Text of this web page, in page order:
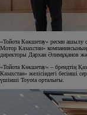
«Тойота Көкшетау» ресми ашылу
Мотор Казахстан»
директоры Дархан Әлимұқанов
«Тойота Көкшетау» – брендтің
Казахстан» желісіндегі бесінші
үшінші Toyota орталығы.